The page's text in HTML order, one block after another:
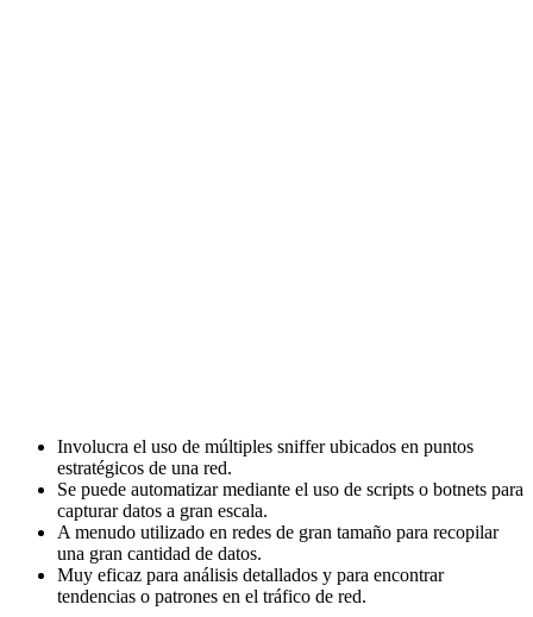
Involucra el uso de múltiples sniffer ubicados en puntos
estratégicos de una red.
Se puede automatizar mediante el uso de scripts o botnets para
capturar datos a gran escala.
A menudo utilizado en redes de gran tamaño para recopilar
una gran cantidad de datos.
Muy eficaz para análisis detallados y para encontrar
tendencias o patrones en el tráfico de red.